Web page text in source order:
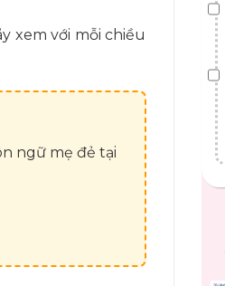
xem với mỗi chiều
ngữ mẹ đẻ tại